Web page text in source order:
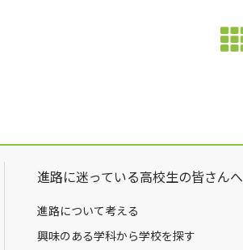
進路に迷っている高校生の皆さんへ
進路について考える
興味のある学科から学校を探す